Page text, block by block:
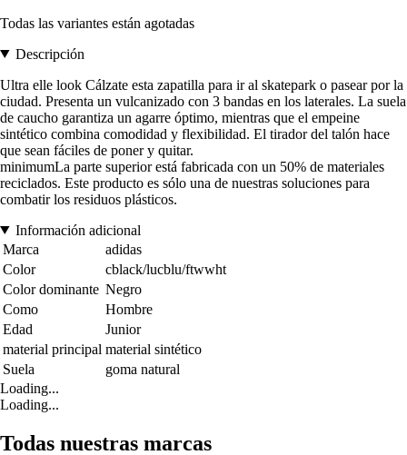
Todas las variantes están agotadas
Descripción
Ultra elle look Cálzate esta zapatilla para ir al skatepark o pasear por la
ciudad. Presenta un vulcanizado con 3 bandas en los laterales. La suela
de caucho garantiza un agarre óptimo, mientras que el empeine
sintético combina comodidad y flexibilidad. El tirador del talón hace
que sean fáciles de poner y quitar.
minimumLa parte superior está fabricada con un 50% de materiales
reciclados. Este producto es sólo una de nuestras soluciones para
combatir los residuos plásticos.
Información adicional
Marca
adidas
Color
cblack/lucblu/ftwwht
Color dominante Negro
Como
Hombre
Edad
Junior
material principal material sintético
Suela
goma natural
Loading...
Loading...
Todas nuestras marcas